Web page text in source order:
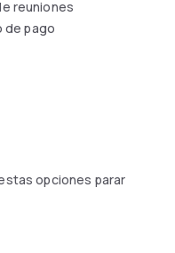
reuniones
de pago
opciones parar